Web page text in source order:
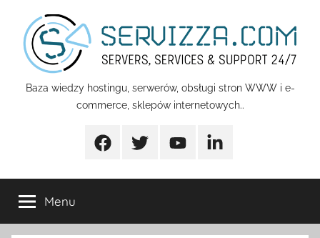
treści
Servizza
Pomoc
Baza wiedzy hostingu, serwerów, obsługi stron WWW i e-
commerce, sklepów internetowych..
FacebookTwitter YoutubeLinkedin
Menu